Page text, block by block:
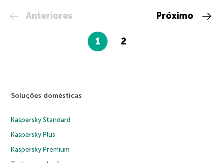
Anteriores
1 2
Próximo
Soluções domésticas
Kaspersky Standard
Kaspersky Plus
Kaspersky Premium